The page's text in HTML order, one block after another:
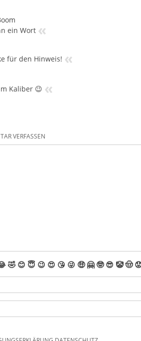
ein Wort «
für den Hinweis! «
Kaliber 😉 «
VERFASSEN
🤣 😊 😇 😉 😍 😘 😜 🤑 🤗 🤓 😎 🤡🤠